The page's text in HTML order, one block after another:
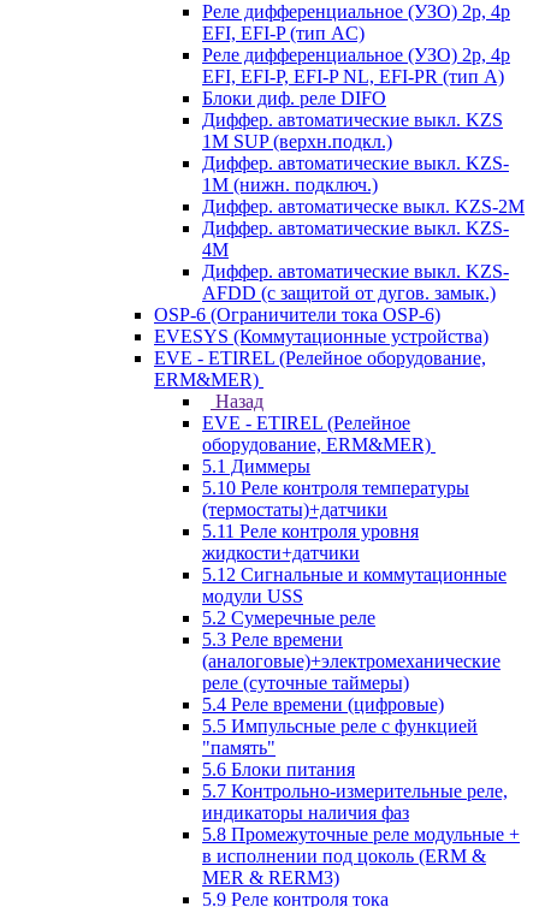
Реле дифференциальное (УЗО) 2р, 4р
EFI, EFI-P (тип AС)
Реле дифференциальное (УЗО) 2р, 4р
EFI, EFI-P, EFI-P NL, EFI-PR (тип A)
Блоки диф. реле DIFO
Диффер. автоматические выкл. KZS
1M SUP (верхн.подкл.)
Диффер. автоматические выкл. KZS-
1M (нижн. подключ.)
Диффер. автоматическе выкл. KZS-2M
Диффер. автоматические выкл. KZS-
4M
Диффер. автоматические выкл. KZS-
AFDD (с защитой от дугов. замык.)
OSP-6 (Ограничители тока OSP-6)
EVESYS (Коммутационные устройства)
EVE - ETIREL (Релейное оборудование,
ERM&MER)
Назад
EVE - ETIREL (Релейное
оборудование, ERM&MER)
5.1 Диммеры
5.10 Реле контроля температуры
(термостаты)+датчики
5.11 Реле контроля уровня
жидкости+датчики
5.12 Сигнальные и коммутационные
модули USS
5.2 Сумеречные реле
5.3 Реле времени
(аналоговые)+электромеханические
реле (суточные таймеры)
5.4 Реле времени (цифровые)
5.5 Импульсные реле с функцией
"память"
5.6 Блоки питания
5.7 Контрольно-измерительные реле,
индикаторы наличия фаз
5.8 Промежуточные реле модульные +
в исполнении под цоколь (ERM &
MER & RERM3)
5.9 Реле контроля тока